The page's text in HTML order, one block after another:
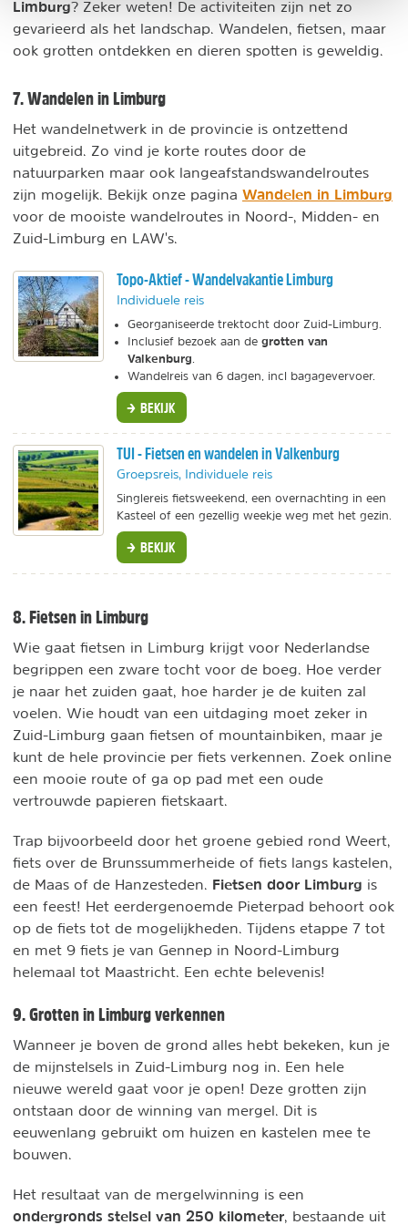
Limburg? Zeker weten! De activiteiten zijn net zo
gevarieerd als het landschap. Wandelen, fietsen, maar
ook grotten ontdekken en dieren spotten is geweldig.
7. Wandelen in Limburg
Het wandelnetwerk in de provincie is ontzettend
uitgebreid. Zo vind je korte routes door de
natuurparken maar ook langeafstandswandelroutes
zijn mogelijk. Bekijk onze pagina Wandelen in Limburg
voor de mooiste wandelroutes in Noord-, Midden- en
Zuid-Limburg en LAW's.
Topo-Aktief - Wandelvakantie Limburg
Individuele reis
Georganiseerde trektocht door Zuid-Limburg.
Inclusief bezoek aan de grotten van
Valkenburg
Wandelreis van 6 dagen, incl bagagevervoer.
BEKIJK
TUI - Fietsen en wandelen in Valkenburg
Groepsreis, Individuele reis
Singlereis fietsweekend, een overnachting in een
Kasteel of een gezellig weekje weg met het gezin.
BEKIJK
8. Fietsen in Limburg
Wie gaat fietsen in Limburg krijgt voor Nederlandse
begrippen een zware tocht voor de boeg. Hoe verder
je naar het zuiden gaat, hoe harder je de kuiten zal
voelen. Wie houdt van een uitdaging moet zeker in
Zuid-Limburg gaan fietsen of mountainbiken, maar je
kunt de hele provincie per fiets verkennen. Zoek online
een mooie route of ga op pad met een oude
vertrouwde papieren fietskaart.
Trap bijvoorbeeld door het groene gebied rond Weert,
fiets over de Brunssummerheide of fiets langs kastelen,
de Maas of de Hanzesteden. Fietsen door Limburg is
een feest! Het eerdergenoemde Pieterpad behoort ook
op de fiets tot de mogelijkheden. Tijdens etappe 7 tot
en met 9 fiets je van Gennep in Noord-Limburg
helemaal tot Maastricht. Een echte belevenis!
9. Grotten in Limburg verkennen
Wanneer je boven de grond alles hebt bekeken, kun je
de mijnstelsels in Zuid-Limburg nog in. Een hele
nieuwe wereld gaat voor je open! Deze grotten zijn
ontstaan door de winning van mergel. Dit is
eeuwenlang gebruikt om huizen en kastelen mee te
bouwen.
Het resultaat van de mergelwinning is een
ondergronds stelsel van 250 kilometer , bestaande uit